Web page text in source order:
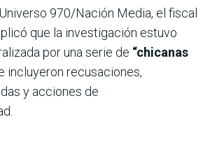
970/Nación Media, el fiscal
que la investigación estuvo
por una serie de “chicanas
incluyeron recusaciones,
y acciones de